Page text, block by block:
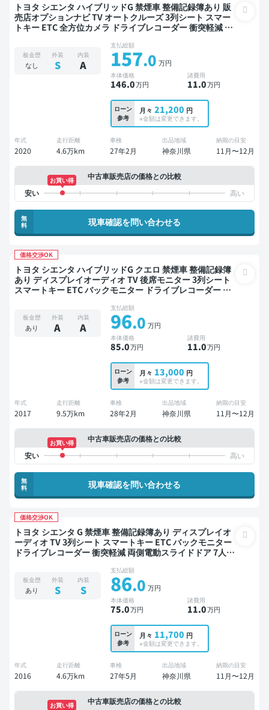
トヨタ シエンタ ハイブリッドG 禁煙車 整備記録簿あり 販
売店オプションナビ TV オートクルーズ 3列シート スマー
トキー ETC 全方位カメラ ドライブレコーダー 衝突軽減 両
板金歴
なし
外装
S
内装
A
支払総額
157.0 万円
本体価格
146.0万円
諸費用
11.0万円
ローン
参考
月々 21,200 円
※金額は変更できます。
年式
2020
走行距離
4.6万km
車検
27年2月
出品地域
神奈川県
納期の目安
11月〜12月
中古車販売店の価格との比較
お買い得
無
料
現車確認を問い合わせる
価格交渉OK
トヨタ シエンタ ハイブリッドG クエロ 禁煙車 整備記録簿
あり ディスプレイオーディオ TV 後席モニター 3列シート
スマートキー ETC バックモニター ドライブレコーダー 衝
板金歴
あり
外装
A
内装
A
支払総額
96.0 万円
本体価格
85.0万円
諸費用
11.0万円
ローン
参考
月々 13,000 円
※金額は変更できます。
年式
2017
走行距離
9.5万km
車検
28年2月
出品地域
神奈川県
納期の目安
11月〜12月
中古車販売店の価格との比較
お買い得
無
料
現車確認を問い合わせる
価格交渉OK
トヨタ シエンタ G 禁煙車 整備記録簿あり ディスプレイオ
ーディオ TV 3列シート スマートキー ETC バックモニター
ドライブレコーダー 衝突軽減 両側電動スライドドア 7人乗
板金歴
あり
外装
S
内装
S
支払総額
86.0 万円
本体価格
75.0万円
諸費用
11.0万円
ローン
参考
月々 11,700 円
※金額は変更できます。
年式
2016
走行距離
4.6万km
車検
27年5月
出品地域
神奈川県
納期の目安
11月〜12月
中古車販売店の価格との比較
お買い得